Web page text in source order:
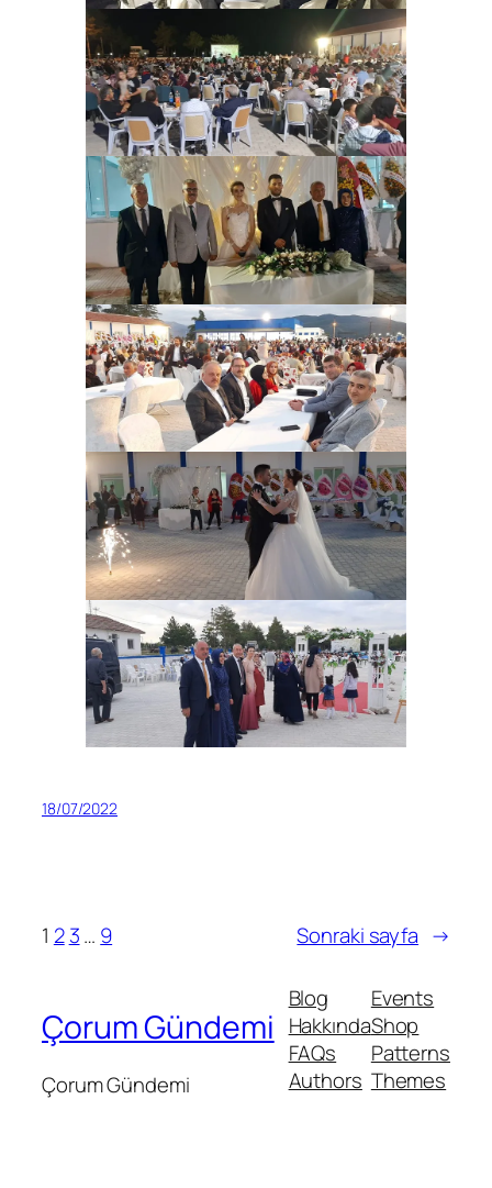
18/07/2022
1 2 3… 9 Sonraki sayfa →
Çorum Gündemi
Çorum Gündemi
Blog
Hakkında
FAQs
Authors
Events
Shop
Patterns
Themes